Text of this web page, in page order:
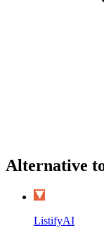
Alternative
ListifyAI